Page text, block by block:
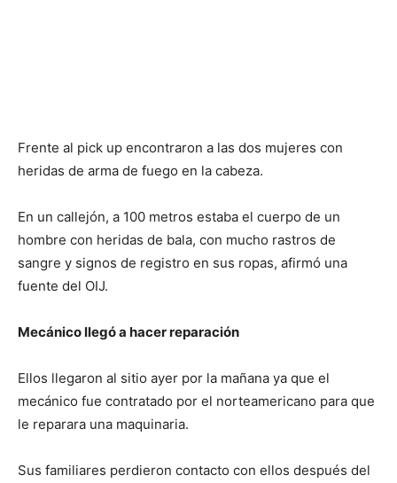
Frente al pick up encontraron a las dos mujeres con
heridas de arma de fuego en la cabeza.
En un callejón, a 100 metros estaba el cuerpo de un
hombre con heridas de bala, con mucho rastros de
sangre y signos de registro en sus ropas, afirmó una
fuente del OIJ.
Mecánico llegó a hacer reparación
Ellos llegaron al sitio ayer por la mañana ya que el
mecánico fue contratado por el norteamericano para que
le reparara una maquinaria.
Sus familiares perdieron contacto con ellos después del